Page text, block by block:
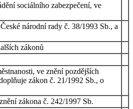
sociálního zabezpečení, ve
národní rady č. 38/1993 Sb., a
zákonů
ve znění pozdějších
zákon č. 21/1992 Sb., o
zákona č. 242/1997 Sb.